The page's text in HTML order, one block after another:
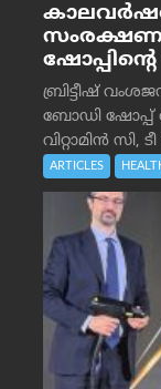
ബ്രിട്ടീഷ്
ബോഡി ഷോപ്പ്
വിറ്റാമിൻ സി,
ARTICLES